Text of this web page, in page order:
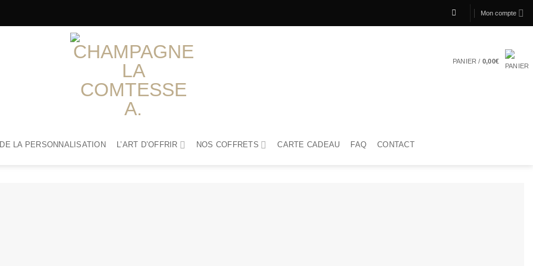
Mon compte
PANIER / 0,00€
DE LA PERSONNALISATION L’ART D’OFFRIR NOS COFFRETS CARTE CADEAU FAQ CONTACT